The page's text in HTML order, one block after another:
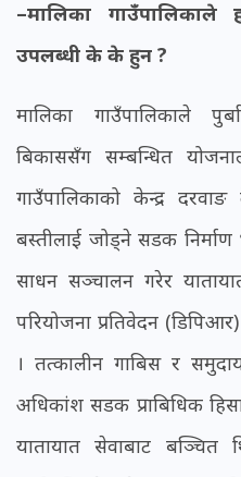
–मालिका
उपलब्धी के के हुन ?
मालिका गाउँपालिकाले
बिकाससँग सम्बन्धित
गाउँपालिकाको केन्द्र
बस्तीलाई जोड्ने सडक
साधन सञ्चालन गरेर
परियोजना प्रतिवेदन
। तत्कालीन गाबिस र
अधिकांश सडक प्राबिधिक
यातायात सेवाबाट बञ्चित